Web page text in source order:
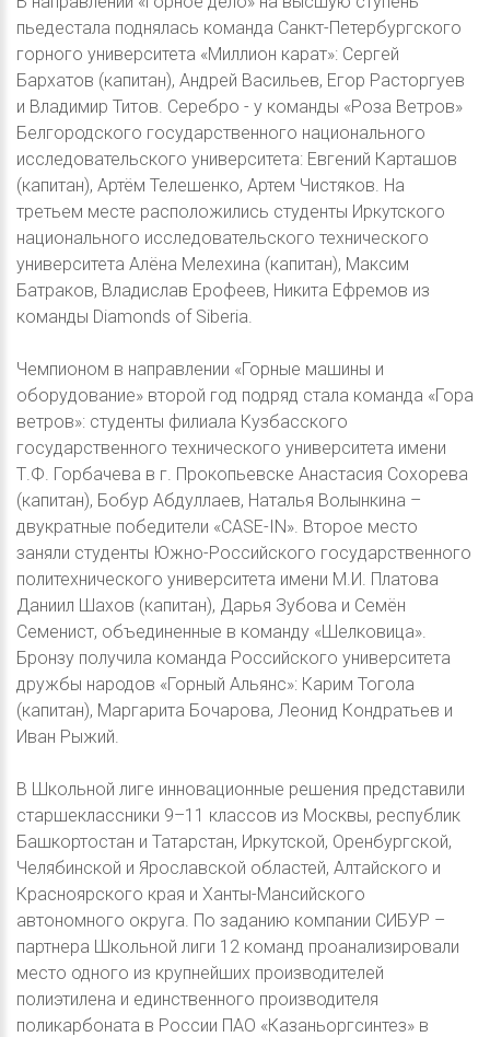
пьедестала поднялась команда Санкт-Петербургского
горного университета «Миллион карат»: Сергей
Бархатов (капитан), Андрей Васильев, Егор Расторгуев
и Владимир Титов. Серебро - у команды «Роза Ветров»
Белгородского государственного национального
исследовательского университета: Евгений Карташов
(капитан), Артём Телешенко, Артем Чистяков. На
третьем месте расположились студенты Иркутского
национального исследовательского технического
университета Алёна Мелехина (капитан), Максим
Батраков, Владислав Ерофеев, Никита Ефремов из
команды Diamonds of Siberia.
Чемпионом в направлении «Горные машины и
оборудование» второй год подряд стала команда «Гора
ветров»: студенты филиала Кузбасского
государственного технического университета имени
Т.Ф. Горбачева в г. Прокопьевске Анастасия Сохорева
(капитан), Бобур Абдуллаев, Наталья Волынкина –
двукратные победители «CASE-IN». Второе место
заняли студенты Южно-Российского государственного
политехнического университета имени М.И. Платова
Даниил Шахов (капитан), Дарья Зубова и Семён
Семенист, объединенные в команду «Шелковица».
Бронзу получила команда Российского университета
дружбы народов «Горный Альянс»: Карим Тогола
(капитан), Маргарита Бочарова, Леонид Кондратьев и
Иван Рыжий.
В Школьной лиге инновационные решения представили
старшеклассники 9–11 классов из Москвы, республик
Башкортостан и Татарстан, Иркутской, Оренбургской,
Челябинской и Ярославской областей, Алтайского и
Красноярского края и Ханты-Мансийского
автономного округа. По заданию компании СИБУР –
партнера Школьной лиги 12 команд проанализировали
место одного из крупнейших производителей
полиэтилена и единственного производителя
поликарбоната в России ПАО «Казаньоргсинтез» в